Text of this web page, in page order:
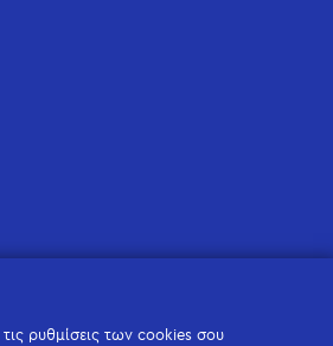
ρυθμίσεις των cookies σου